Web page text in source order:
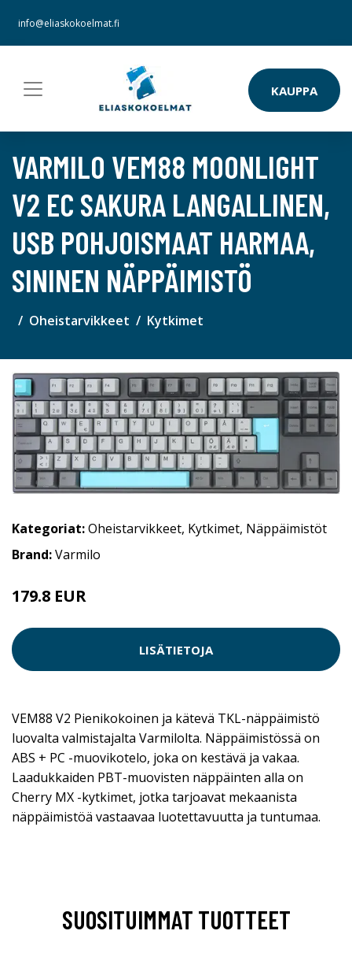
info@eliaskokoelmat.fi
KAUPPA
VARMILO VEM88 MOONLIGHT
V2 EC SAKURA LANGALLINEN,
USB POHJOISMAAT HARMAA,
SININEN NÄPPÄIMISTÖ
Oheistarvikkeet Kytkimet
Kategoriat:Oheistarvikkeet, Kytkimet, Näppäimistöt
Brand:Varmilo
179.8 EUR
LISÄTIETOJA
VEM88 V2 Pienikokoinen ja kätevä TKL-näppäimistö
luovalta valmistajalta Varmilolta. Näppäimistössä on
ABS + PC -muovikotelo, joka on kestävä ja vakaa.
Laadukkaiden PBT-muovisten näppäinten alla on
Cherry MX -kytkimet, jotka tarjoavat mekaanista
näppäimistöä vastaavaa luotettavuutta ja tuntumaa.
SUOSITUIMMAT TUOTTEET